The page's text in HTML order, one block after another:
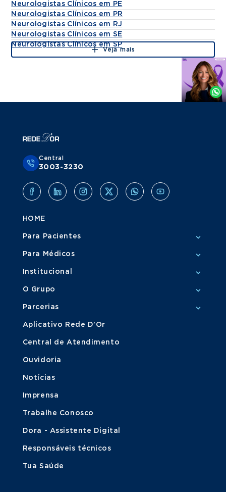
Neurologistas Clínicos em PE
Neurologistas Clínicos em PR
Neurologistas Clínicos em RJ
Neurologistas Clínicos em SE
Neurologistas Clínicos em SP
Veja mais
Agende
Whatsapp
Central
3003-3230
HOME
Para Pacientes
Para Médicos
Institucional
O Grupo
Parcerias
Aplicativo Rede D'Or
Central de Atendimento
Ouvidoria
Notícias
Imprensa
Trabalhe Conosco
Dora - Assistente Digital
Responsáveis técnicos
Tua Saúde